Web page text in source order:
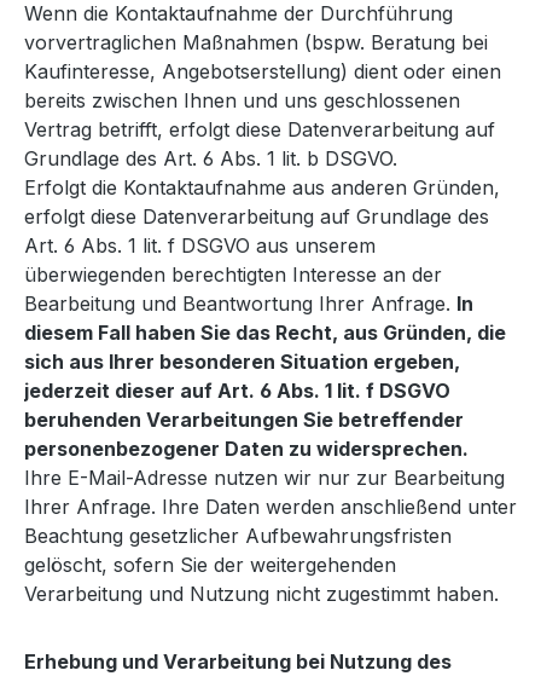
Wenn die Kontaktaufnahme der Durchführung
vorvertraglichen Maßnahmen (bspw. Beratung bei
Kaufinteresse, Angebotserstellung) dient oder einen
bereits zwischen Ihnen und uns geschlossenen
Vertrag betrifft, erfolgt diese Datenverarbeitung auf
Grundlage des Art. 6 Abs. 1 lit. b DSGVO.
Erfolgt die Kontaktaufnahme aus anderen Gründen,
erfolgt diese Datenverarbeitung auf Grundlage des
Art. 6 Abs. 1 lit. f DSGVO aus unserem
überwiegenden berechtigten Interesse an der
Bearbeitung und Beantwortung Ihrer Anfrage. In
diesem Fall haben Sie das Recht, aus Gründen, die
sich aus Ihrer besonderen Situation ergeben,
jederzeit dieser auf Art. 6 Abs. 1 lit. f DSGVO
beruhenden Verarbeitungen Sie betreffender
personenbezogener Daten zu widersprechen.
Ihre E-Mail-Adresse nutzen wir nur zur Bearbeitung
Ihrer Anfrage. Ihre Daten werden anschließend unter
Beachtung gesetzlicher Aufbewahrungsfristen
gelöscht, sofern Sie der weitergehenden
Verarbeitung und Nutzung nicht zugestimmt haben.
Erhebung und Verarbeitung bei Nutzung des